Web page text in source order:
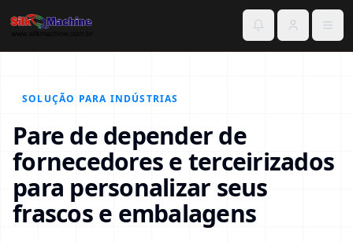
SOLUÇÃO PARA INDÚSTRIAS
Pare de depender de
fornecedores e terceirizados
para personalizar seus
frascos e embalagens